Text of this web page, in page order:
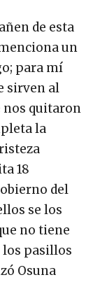
de esta
un
para mí
sirven al
nos quitaron
la
18
del
se los
no tiene
los pasillos
Osuna